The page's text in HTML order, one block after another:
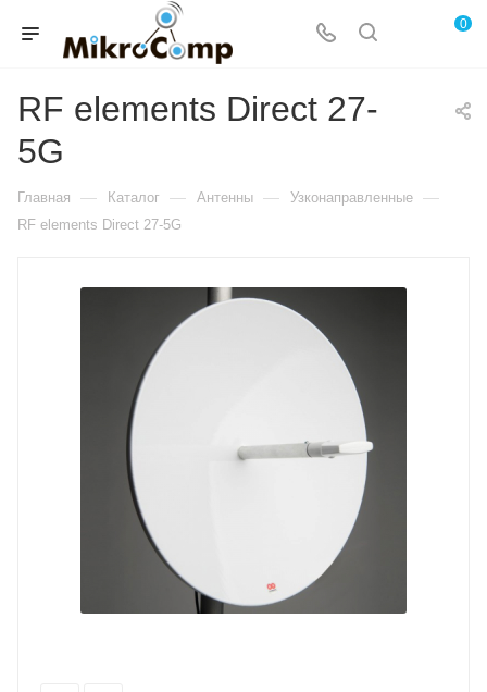
0
RF elements Direct 27-
5G
Главная — Каталог — Антенны — Узконаправленные —
RF elements Direct 27-5G